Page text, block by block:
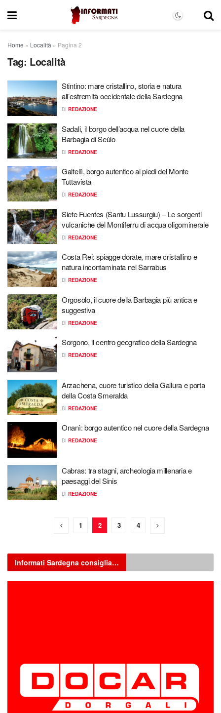
Home » Località » Pagina 2
Tag: Località
Stintino: mare cristallino, storia e natura
all’estremità occidentale della Sardegna
DI REDAZIONE
Sadali, il borgo dell’acqua nel cuore della
Barbagia di Seùlo
DI REDAZIONE
Galtellì, borgo autentico ai piedi del Monte
Tuttavista
DI REDAZIONE
Siete Fuentes (Santu Lussurgiu) – Le sorgenti
vulcaniche del Montiferru di acqua oligominerale
DI REDAZIONE
Costa Rei: spiagge dorate, mare cristallino e
natura incontaminata nel Sarrabus
DI REDAZIONE
Orgosolo, il cuore della Barbagia più antica e
suggestiva
DI REDAZIONE
Sorgono, il centro geografico della Sardegna
DI REDAZIONE
Arzachena, cuore turistico della Gallura e porta
della Costa Smeralda
DI REDAZIONE
Onanì: borgo autentico nel cuore della Sardegna
DI REDAZIONE
Cabras: tra stagni, archeologia millenaria e
paesaggi del Sinis
DI REDAZIONE
1 2 3 4
Informati Sardegna consiglia…